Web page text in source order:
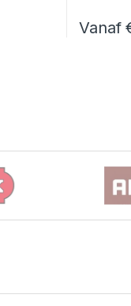
Vanaf